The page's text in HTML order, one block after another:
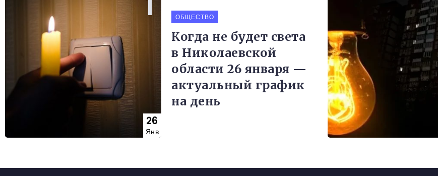
26
Янв
ОБЩЕСТВО
Когда не будет света
в Николаевской
области 26 января —
актуальный график
на день